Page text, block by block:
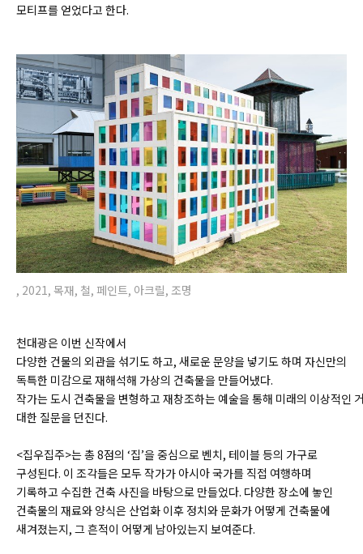
모티프를 얻었다고 한다.
, 2021, 목재, 철, 페인트, 아크릴, 조명
천대광은 이번 신작에서
다양한 건물의 외관을 섞기도 하고, 새로운 문양을 넣기도 하며 자신만의
독특한 미감으로 재해석해 가상의 건축물을 만들어냈다.
작가는 도시 건축물을 변형하고 재창조하는 예술을 통해 미래의 이상적인
대한 질문을 던진다.
<집우집주>는 총 8점의 ‘집’을 중심으로 벤치, 테이블 등의 가구로
구성된다. 이 조각들은 모두 작가가 아시아 국가를 직접 여행하며
기록하고 수집한 건축 사진을 바탕으로 만들었다. 다양한 장소에 놓인
건축물의 재료와 양식은 산업화 이후 정치와 문화가 어떻게 건축물에
새겨졌는지, 그 흔적이 어떻게 남아있는지 보여준다.